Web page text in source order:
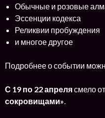
Обычные и розовые
Эссенции кодекса
Реликвии пробуждения
и многое другое
Подробнее о событии
С 19 по 22 апрелясмело
сокровищами».